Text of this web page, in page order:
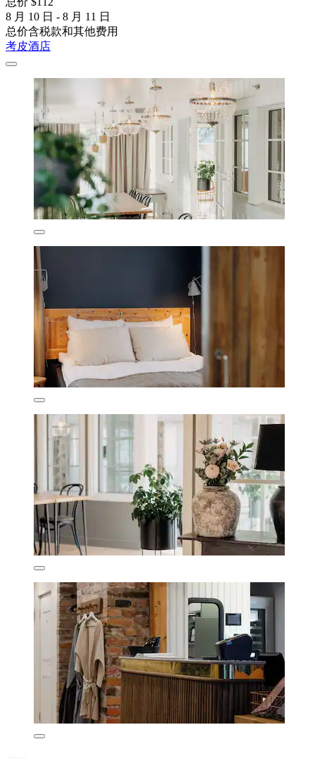
8 月 10 日 - 8 月 11 日
总价含税款和其他费用
考皮酒店